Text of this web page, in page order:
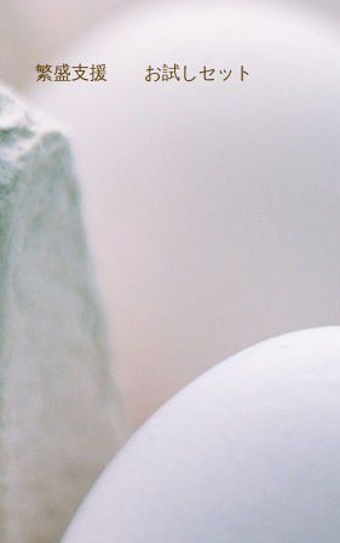
繁盛支援 お試しセット